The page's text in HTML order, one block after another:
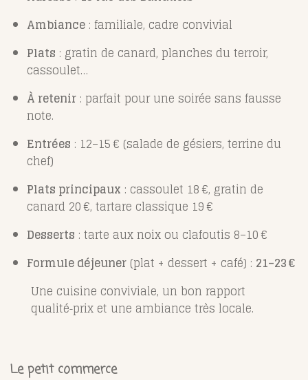
Ambiance : familiale, cadre convivial
Plats : gratin de canard, planches du terroir,
cassoulet…
À retenir : parfait pour une soirée sans fausse
note.
Entrées : 12–15 € (salade de gésiers, terrine du
chef)
Plats principaux : cassoulet 18 €, gratin de
canard 20 €, tartare classique 19 €
Desserts : tarte aux noix ou clafoutis 8–10 €
Formule déjeuner (plat + dessert + café) : 21–23 €
Une cuisine conviviale, un bon rapport
qualité‑prix et une ambiance très locale.
Le petit commerce